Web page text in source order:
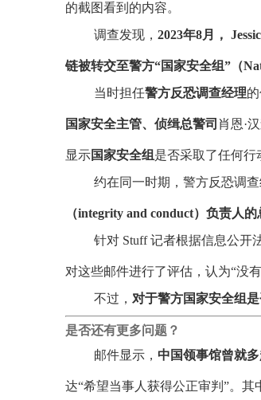
的截图看到的内容。
调查发现， 2023年8月，
链被转交至警方“国家安全组”（
当时担任警方反恐调查经理
国家安全主管、侦缉总警司 肖恩·
显示国家安全组 是否采取了任何行
约在同一时期，警方反恐调
（integrity and conduct）负责人
针对 Stuff 记者根据信息公开
对这些邮件进行了评估，认为“没
不过， 对于警方国家安全组
是否还有更多问题？
邮件显示， 中国领事馆曾就
达“希望当事人获得公正审判”。